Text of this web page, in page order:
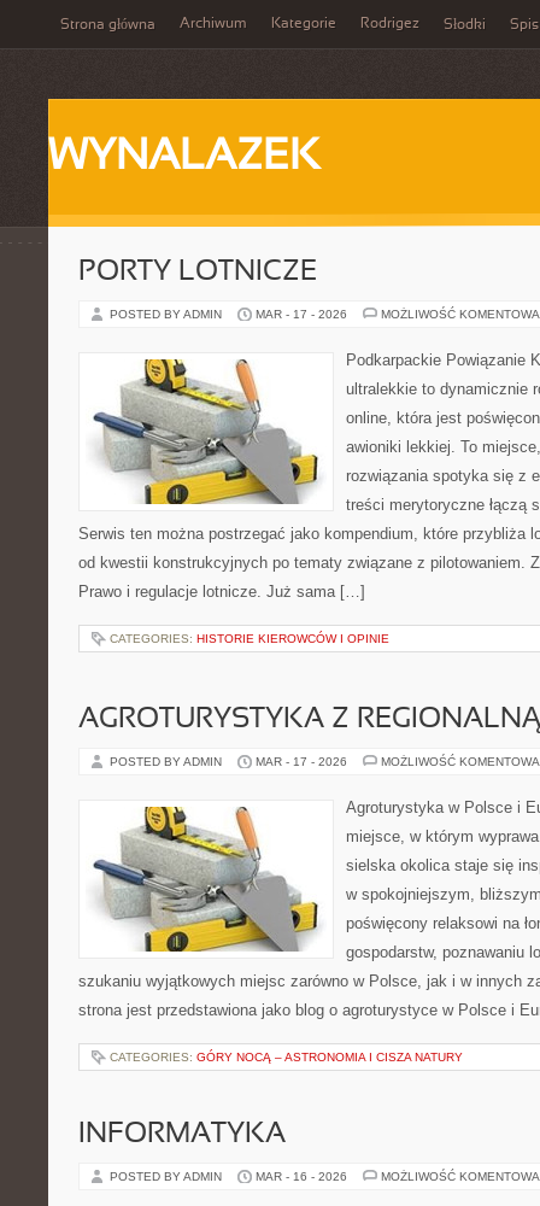
Strona główna Archiwum Kategorie Rodrigez Słodki Spis
WYNALAZEK
PORTY LOTNICZE
POSTED BY ADMIN MAR - 17 - 2026 MOŻLIWOŚĆ
Podkarpackie Powiązanie
ultralekkie to dynamicznie
online, która jest
awioniki lekkiej. To
rozwiązania spotyka się z
treści merytoryczne łączą
Serwis ten można postrzegać jako kompendium, które przybliża
od kwestii konstrukcyjnych po tematy związane z pilotowaniem.
Prawo i regulacje lotnicze. Już sama […]
CATEGORIES: HISTORIE KIEROWCÓW I OPINIE
AGROTURYSTYKA Z
POSTED BY ADMIN MAR - 17 - 2026 MOŻLIWOŚĆ
Agroturystyka w Polsce i
miejsce, w którym
sielska okolica staje się
w spokojniejszym,
poświęcony relaksowi na
gospodarstw, poznawaniu
szukaniu wyjątkowych miejsc zarówno w Polsce, jak i w innych
strona jest przedstawiona jako blog o agroturystyce w Polsce i
CATEGORIES: GÓRY NOCĄ – ASTRONOMIA I CISZA NATURY
INFORMATYKA
POSTED BY ADMIN MAR - 16 - 2026 MOŻLIWOŚĆ